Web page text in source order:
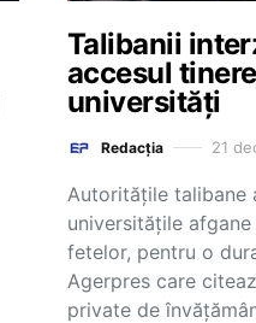
Talibanii
accesul
universități
Redacția 21
Autorităţile talibane
universităţile
fetelor, pentru o
Agerpres care
private de